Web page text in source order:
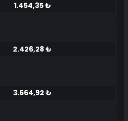
1.454,35 ₺
2.426,28 ₺
3.664,92 ₺